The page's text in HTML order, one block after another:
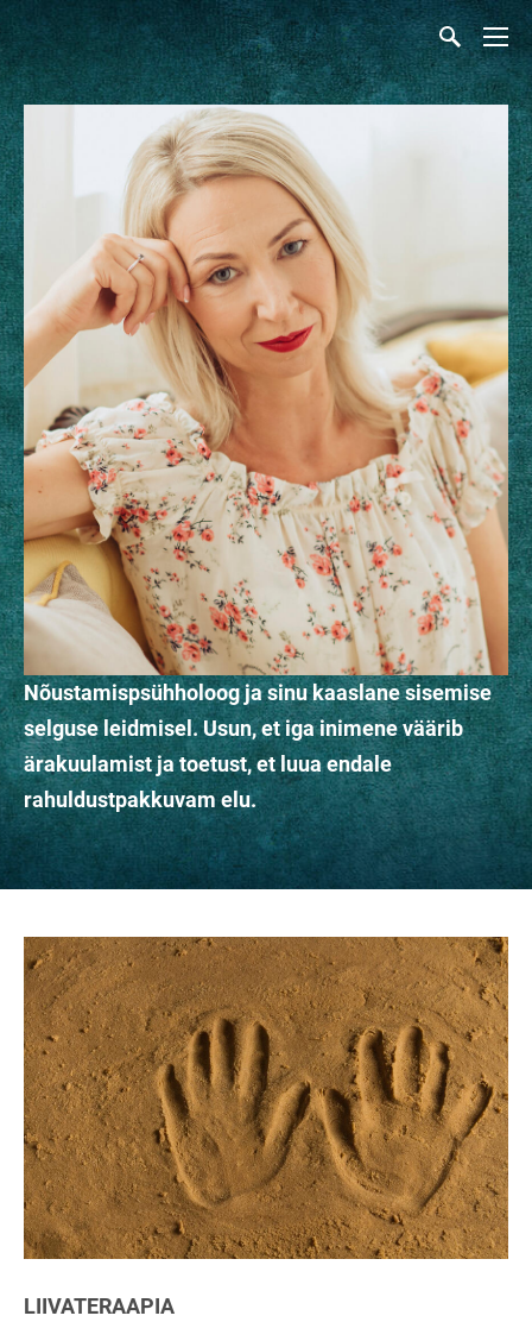
Nõustamispsühholoog ja sinu kaaslane sisemise
selguse leidmisel. Usun, et iga inimene väärib
ärakuulamist ja toetust, et luua endale
rahuldustpakkuvam elu.
LIIVATERAAPIA